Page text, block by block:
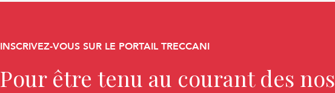
INSCRIVEZ-VOUS SUR LE PORTAIL TRECCANI
Pour être tenu au courant des nos